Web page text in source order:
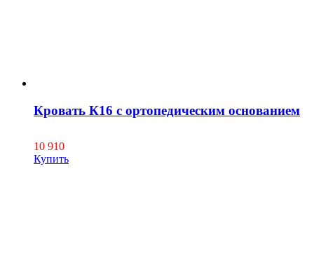
Кровать К16 с ортопедическим основанием
10 910
Купить